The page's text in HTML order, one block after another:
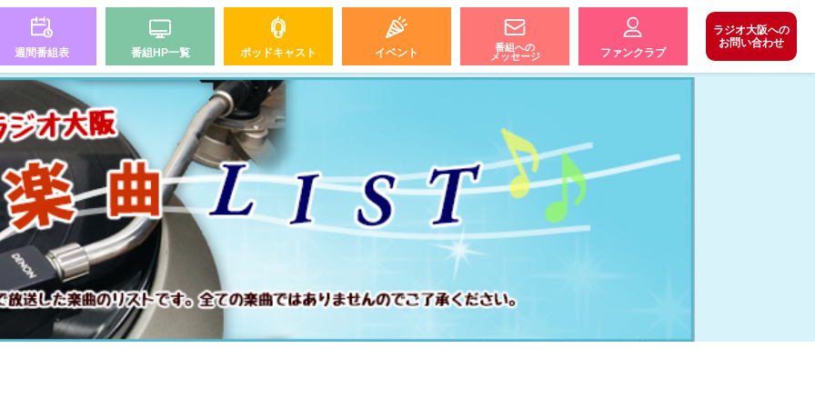
週間番組表 番組HP一覧 ポッドキャスト イベント
番組への
メッセージ
ファンクラブ
ラジオ大阪への
お問い合わせ